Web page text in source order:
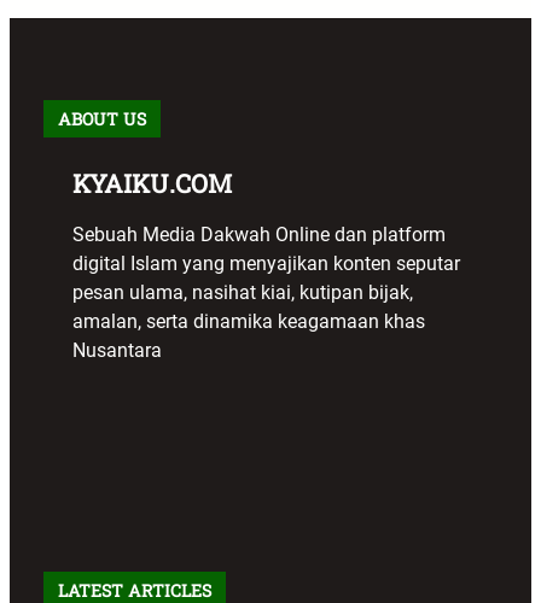
ABOUT US
KYAIKU.COM
Sebuah Media Dakwah Online dan platform
digital Islam yang menyajikan konten seputar
pesan ulama, nasihat kiai, kutipan bijak,
amalan, serta dinamika keagamaan khas
Nusantara
LATEST ARTICLES